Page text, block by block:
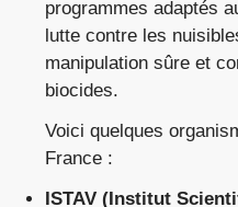
programmes adaptés
lutte contre les
manipulation sûre et
biocides.
Voici quelques
France :
ISTAV (Institut